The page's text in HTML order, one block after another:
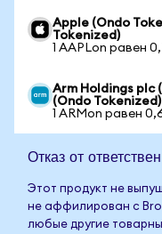
Apple (Ondo
Tokenized)
1 AAPLon равен
Arm Holdings plc
(Ondo Tokenized)
1 ARMon равен
Отказ от
Этот продукт не
не аффилирован с
любые другие